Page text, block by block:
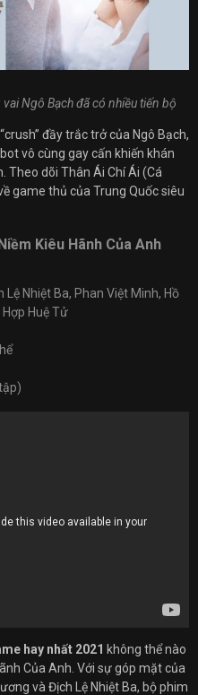
Ngô Bạch đã có nhiều tiến bộ
đầy trắc trở của Ngô Bạch,
vô cùng gay cấn khiến khán
Theo dõi Thân Ái Chí Ái (Cá
game thủ của Trung Quốc siêu
Kiêu Hãnh Của Anh
Lệ Nhiệt Ba, Phan Việt Minh, Hồ
Huệ Tử
hay nhất 2021 không thể nào
Của Anh. Với sự góp mặt của
và Địch Lệ Nhiệt Ba, bộ phim